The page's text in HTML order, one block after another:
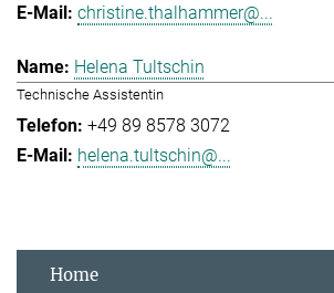
christine.thalhammer@...
Helena Tultschin
Technische Assistentin
+49 89 8578 3072
helena.tultschin@...
Home